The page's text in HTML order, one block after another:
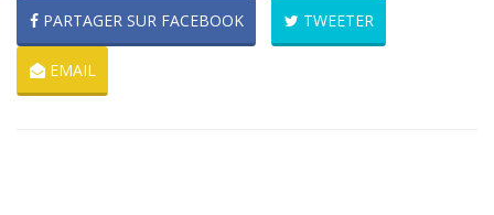
PARTAGER SUR FACEBOOK TWEETER
EMAIL